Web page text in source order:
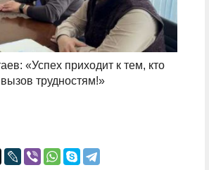
«Успех приходит к тем, кто
трудностям!»